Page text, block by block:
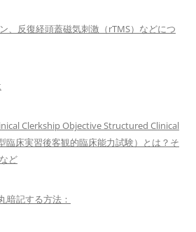
、反復経頭蓋磁気刺激（rTMS）などにつ
Clerkship Objective Structured Clinical
臨床実習後客観的臨床能力試験）とは？そ
ど
暗記する方法：